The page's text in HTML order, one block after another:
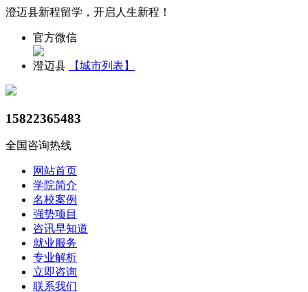
澄迈县新程留学，开启人生新程！
官方微信
澄迈县 【城市列表】
15822365483
全国咨询热线
网站首页
学院简介
名校案例
强势项目
咨讯早知道
就业服务
专业解析
立即咨询
联系我们